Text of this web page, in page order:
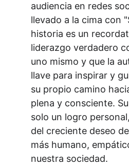
audiencia en redes
llevado a la cima con
historia es un
liderazgo verdadero
uno mismo y que la
llave para inspirar y
su propio camino
plena y consciente.
solo un logro
del creciente deseo
más humano,
nuestra sociedad.